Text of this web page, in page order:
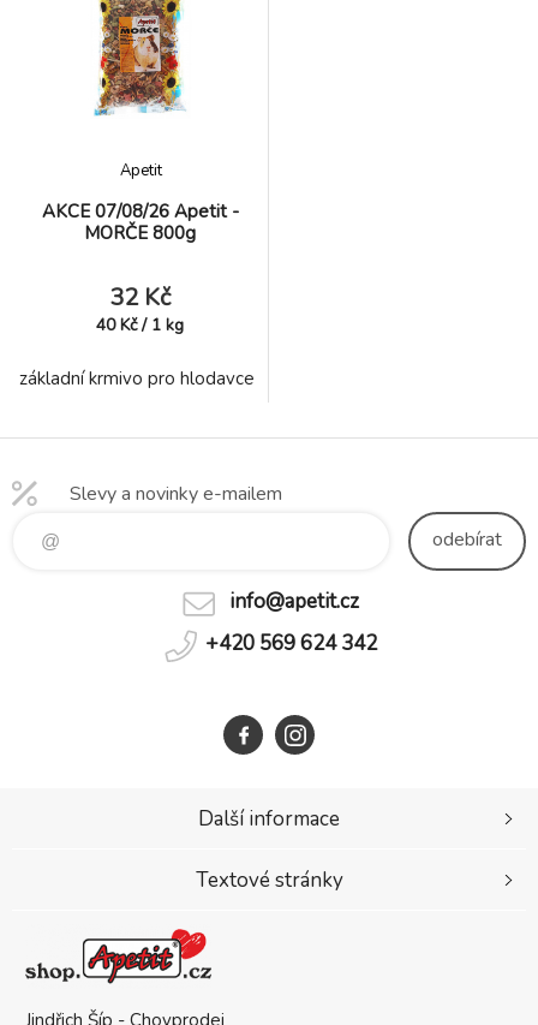
AKCE 07/08/26 Apetit -
MORČE 800g
Apetit
32 Kč
40 Kč / 1 kg
základní krmivo pro hlodavce
Slevy a novinky e-mailem
odebírat
info@apetit.cz
+420 569 624 342
Jindřich Šíp - Chovprodej
Další informace
Textové stránky